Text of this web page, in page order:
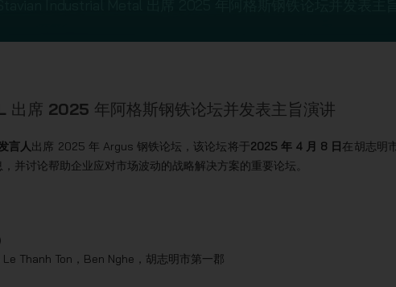
出席 2025 年阿格斯钢铁论坛并发表主旨演讲
言人出席 2025 年 Argus 钢铁论坛，该论坛将于2025 年 4 月 8 日在胡志明
并讨论帮助企业应对市场波动的战略解决方案的重要论坛。
Thanh Ton，Ben Nghe，胡志明市第一郡